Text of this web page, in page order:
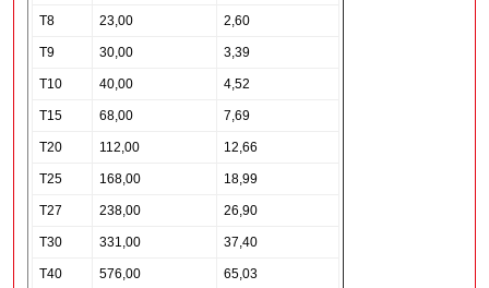
T8 23,00 2,60
T9 30,00 3,39
T10 40,00 4,52
T15 68,00 7,69
T20 112,00 12,66
T25 168,00 18,99
T27 238,00 26,90
T30 331,00 37,40
T40 576,00 65,03